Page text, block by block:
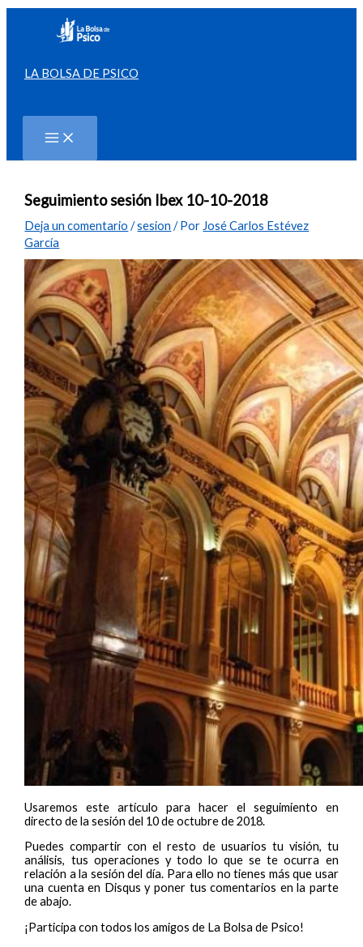
contenido
LA BOLSA DE PSICO
Seguimiento sesión Ibex 10-10-2018
Deja un comentario /sesion / Por José Carlos Estévez
García
Usaremos este artículo para hacer el seguimiento en
directo de la sesión del 10 de octubre de 2018.
Puedes compartir con el resto de usuarios tu visión, tu
análisis, tus operaciones y todo lo que se te ocurra en
relación a la sesión del día. Para ello no tienes más que usar
una cuenta en Disqus y poner tus comentarios en la parte
de abajo.
¡Participa con todos los amigos de La Bolsa de Psico!